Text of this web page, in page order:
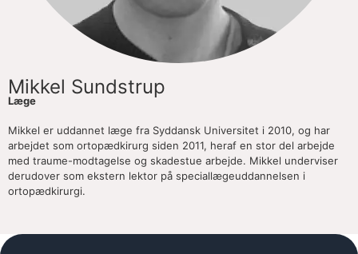
Mikkel Sundstrup
Læge
Mikkel er uddannet læge fra Syddansk Universitet i 2010, og har
arbejdet som ortopædkirurg siden 2011, heraf en stor del arbejde
med traume-modtagelse og skadestue arbejde. Mikkel underviser
derudover som ekstern lektor på speciallægeuddannelsen i
ortopædkirurgi.